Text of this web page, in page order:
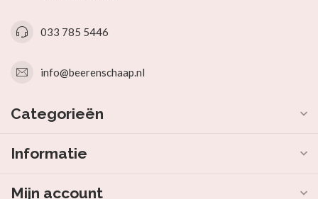
033 785 5446
info@beerenschaap.nl
Categorieën
Informatie
Mijn account